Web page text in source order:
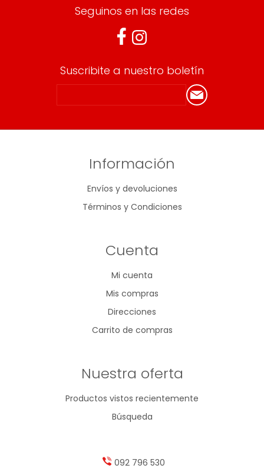
Seguinos en las redes
Suscribite a nuestro boletín
Información
Envíos y devoluciones
Términos y Condiciones
Cuenta
Mi cuenta
Mis compras
Direcciones
Carrito de compras
Nuestra oferta
Productos vistos recientemente
Búsqueda
092 796 530